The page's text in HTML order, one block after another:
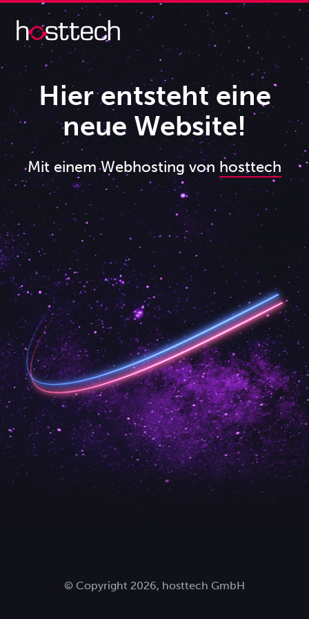
Hier entsteht eine
neue Website!
Mit einem Webhosting von hosttech
© Copyright 2026, hosttech GmbH